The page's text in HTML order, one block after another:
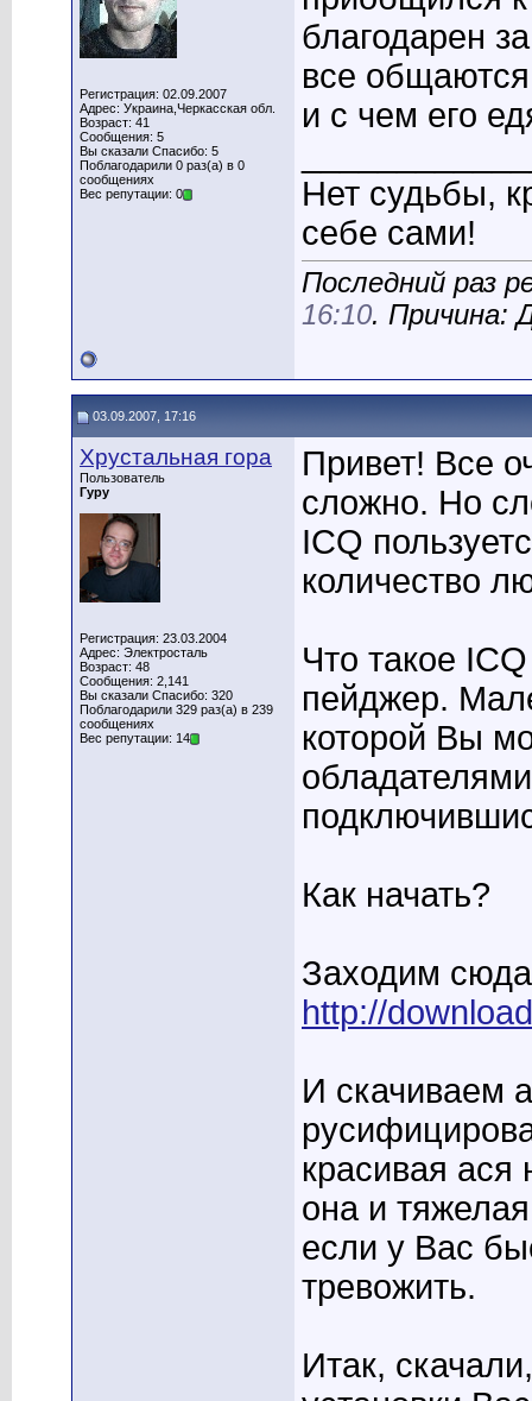
Регистрация: 02.09.2007
Адрес: Украина,Черкасская обл.
Возраст: 41
Сообщения: 5
Вы сказали Спасибо: 5
Поблагодарили 0 раз(а) в 0
сообщениях
Вес репутации: 0
благодарен
все общаются
и с чем его
Нет судьбы,
себе сами!
Последний раз
16:10. Причина:
03.09.2007, 17:16
Хрустальная гора
Пользователь
Гуру
Регистрация: 23.03.2004
Адрес: Электросталь
Возраст: 48
Сообщения: 2,141
Вы сказали Спасибо: 320
Поблагодарили 329 раз(а) в 239
сообщениях
Вес репутации: 14
Привет! Все
сложно. Но
ICQ
количество
Что такое
пейджер.
которой Вы
Как начать?
Заходим
http://
И скачиваем
красивая
она и
если у Вас
тревожить.
Итак,